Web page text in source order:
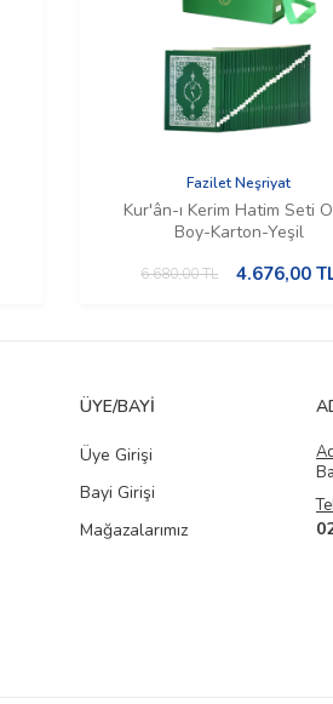
Fazilet Neşriyat
Kur'ân-ı Kerim Hatim Seti
Boy-Karton-Yeşil
6.680,00TL 4.676,00
ÜYE/BAYI
Üye Girişi
Bayi Girişi
Mağazalarımız